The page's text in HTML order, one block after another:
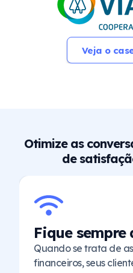
Veja o
Otimize as
de
Esteja
os canais
Tenha uma